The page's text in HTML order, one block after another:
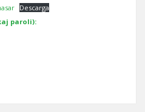
Descarga
paroli):